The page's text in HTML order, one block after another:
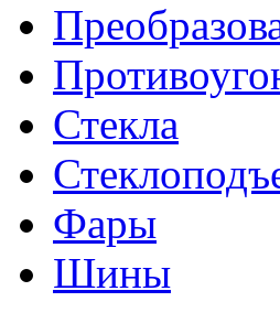
Стекла
Фары
Шины